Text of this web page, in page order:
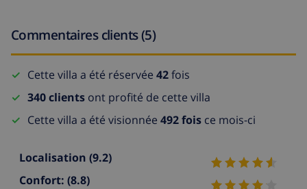
Commentaires clients (5)
Cette villa a été réservée 42fois
340 clients ont profité de cette villa
Cette villa a été visionnée 492 fois ce mois-ci
Localisation (9.2)
Confort: (8.8)